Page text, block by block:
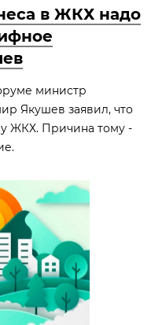
в ЖКХ надо
министр
Якушев заявил, что
ЖКХ. Причина тому -